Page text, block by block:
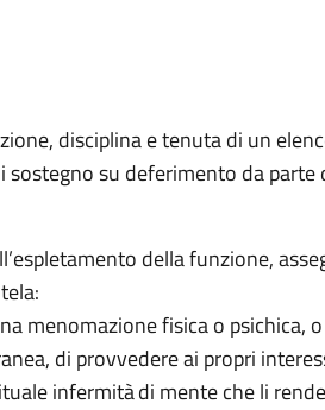
disciplina e tenuta di un
su deferimento da parte
della funzione,
menomazione fisica o psichica,
di provvedere ai propri
infermità di mente che li